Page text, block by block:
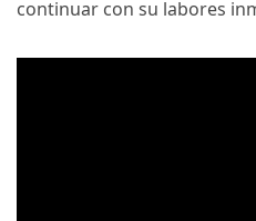
continuar con su labores